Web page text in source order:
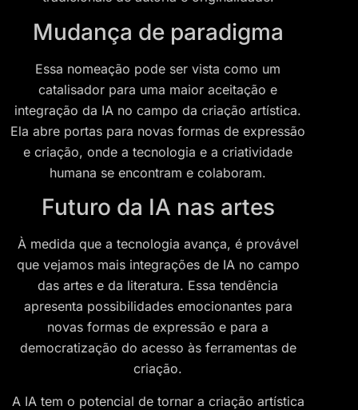
Mudança de paradigma
Essa nomeação pode ser vista como um
catalisador para uma maior aceitação e
integração da IA no campo da criação artística.
Ela abre portas para novas formas de expressão
e criação, onde a tecnologia e a criatividade
humana se encontram e colaboram.
Futuro da IA nas artes
À medida que a tecnologia avança, é provável
que vejamos mais integrações de IA no campo
das artes e da literatura. Essa tendência
apresenta possibilidades emocionantes para
novas formas de expressão e para a
democratização do acesso às ferramentas de
criação.
A IA tem o potencial de tornar a criação artística